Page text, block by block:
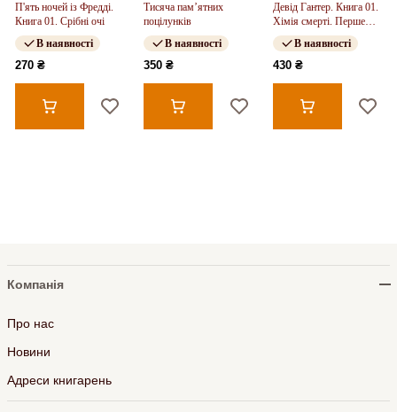
П'ять ночей із Фредді.
Книга 01. Срібні очі
В наявності
270 ₴
Тисяча пам’ятних
поцілунків
В наявності
350 ₴
Девід Гантер. Книга 01.
Хімія смерті. Перше
розслідування
В наявності
430 ₴
Компанія
Про нас
Новини
Адреси книгарень